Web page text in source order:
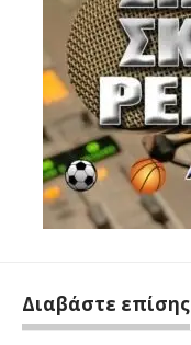
Διαβάστε επίσης